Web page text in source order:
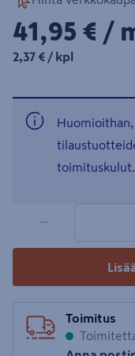
41,95€/m²
41,95 € /
2,37€/kpl
2,37 € / kpl
toimituskulut.
−
Toimitus